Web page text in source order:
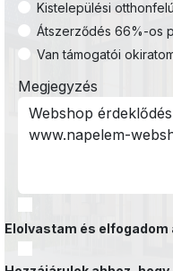
Kistelepülési
Átszerződés 66%-os
Van támogatói
Megjegyzés
Elolvastam és elfogadom